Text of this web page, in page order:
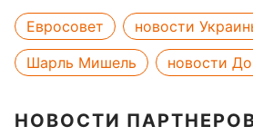
Евросовет
новости
Шарль Мишель
новости
НОВОСТИ